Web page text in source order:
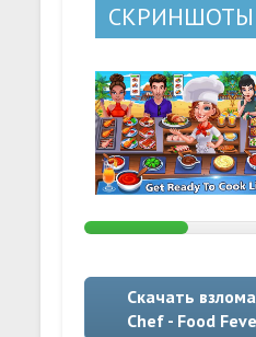
СКРИНШОТЫ
Скачать
Chef - Food